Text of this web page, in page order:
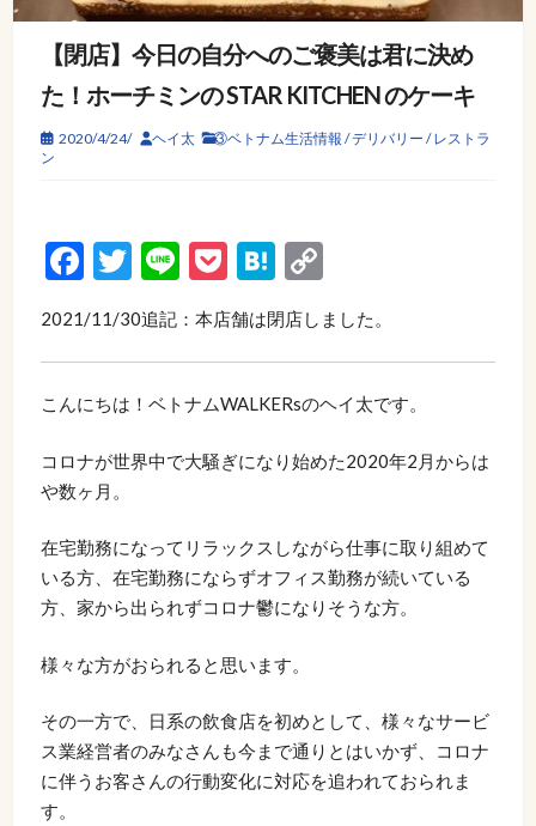
【閉店】今日の自分へのご褒美は君に決め
た！ホーチミンの STAR KITCHEN のケーキ
2020/4/24/ ヘイ太 ③ベトナム生活情報 /デリバリー /レストラ
ン
Facebook
Twitter
LinePocketHatena
Copy
2021/11/30追記：本店舗は閉店しました。
こんにちは！ベトナムWALKERsのヘイ太です。
コロナが世界中で大騒ぎになり始めた2020年2月からは
や数ヶ月。
在宅勤務になってリラックスしながら仕事に取り組めて
いる方、在宅勤務にならずオフィス勤務が続いている
方、家から出られずコロナ鬱になりそうな方。
様々な方がおられると思います。
その一方で、日系の飲食店を初めとして、様々なサービ
ス業経営者のみなさんも今まで通りとはいかず、コロナ
に伴うお客さんの行動変化に対応を追われておられま
す。